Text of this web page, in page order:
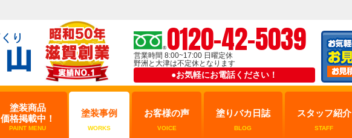
0120-42-5039
営業時間 8:00~17:00 日曜定休
野洲と大津は不定休となります
●お気軽にお電話ください！
塗装商品
価格掲載中！
PAINT MENU
塗装事例
WORKS
お客様の声
VOICE
塗りバカ日誌
BLOG
スタッフ紹介
STAFF